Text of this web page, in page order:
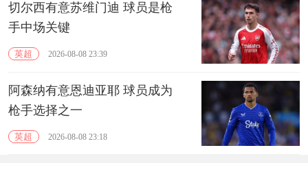
切尔西有意苏维门迪 球员是枪
手中场关键
英超 2026-08-08 23:39
阿森纳有意恩迪亚耶 球员成为
枪手选择之一
英超 2026-08-08 23:18